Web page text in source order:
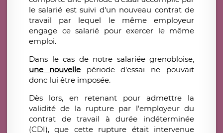
le salarié est suivi d'un nouveau contrat de
travail par lequel le même employeur
engage ce salarié pour exercer le même
emploi.
Dans le cas de notre salariée grenobloise,
une nouvelle
période d'essai ne pouvait
donc lui être imposée.
Dès lors, en retenant pour admettre la
validité de la rupture par l'employeur du
contrat de travail à durée indéterminée
(CDI), que cette rupture était intervenue